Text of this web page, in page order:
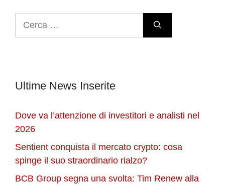
Ultime News Inserite
Dove va l’attenzione di investitori e analisti nel
2026
Sentient conquista il mercato crypto: cosa
spinge il suo straordinario rialzo?
BCB Group segna una svolta: Tim Renew alla